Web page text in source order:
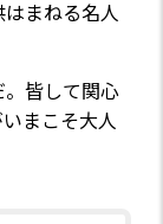
まねる名人
皆して関心
まこそ大人